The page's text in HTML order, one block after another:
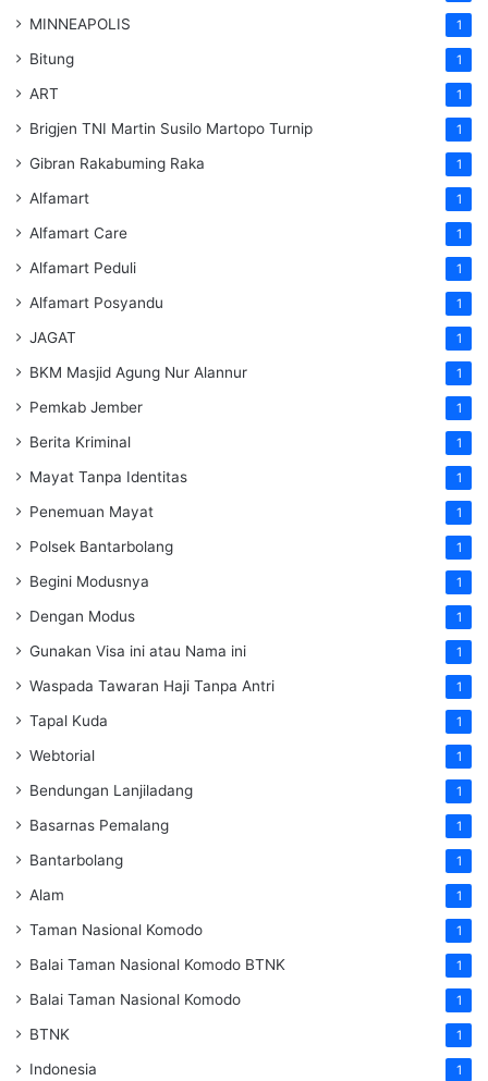
MINNEAPOLIS 1
Bitung 1
ART 1
Brigjen TNI Martin Susilo Martopo Turnip 1
Gibran Rakabuming Raka 1
Alfamart 1
Alfamart Care 1
Alfamart Peduli 1
Alfamart Posyandu 1
JAGAT 1
BKM Masjid Agung Nur Alannur 1
Pemkab Jember 1
Berita Kriminal 1
Mayat Tanpa Identitas 1
Penemuan Mayat 1
Polsek Bantarbolang 1
Begini Modusnya 1
Dengan Modus 1
Gunakan Visa ini atau Nama ini 1
Waspada Tawaran Haji Tanpa Antri 1
Tapal Kuda 1
Webtorial 1
Bendungan Lanjiladang 1
Basarnas Pemalang 1
Bantarbolang 1
Alam 1
Taman Nasional Komodo 1
Balai Taman Nasional Komodo BTNK 1
Balai Taman Nasional Komodo 1
BTNK 1
Indonesia 1